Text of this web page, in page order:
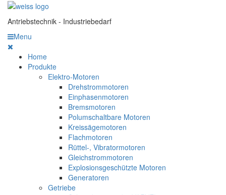
Antriebstechnik - Industriebedarf
Menu
Home
Produkte
Elektro-Motoren
Drehstrommotoren
Einphasenmotoren
Bremsmotoren
Polumschaltbare Motoren
Kreissägemotoren
Flachmotoren
Rüttel-, Vibratormotoren
Gleichstrommotoren
Explosionsgeschützte Motoren
Generatoren
Getriebe